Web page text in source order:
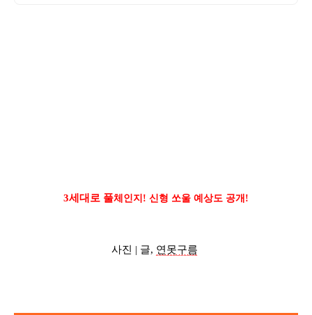
3세대로 풀체인지! 신형 쏘울 예상도 공개!
사진 | 글, 연못구름